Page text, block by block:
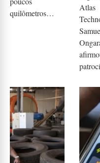
quilômetros…
Atlas